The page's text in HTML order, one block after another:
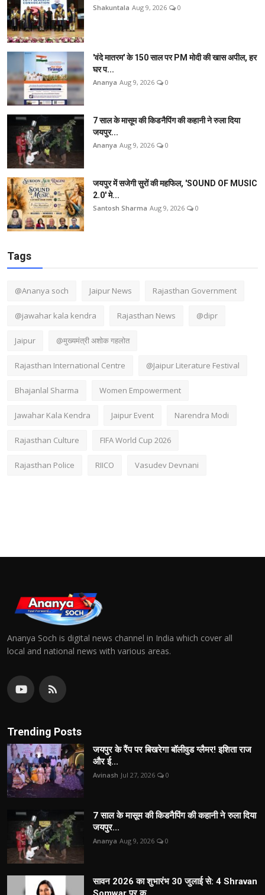
Shakuntala Aug 9, 2026 0
'वंदे मातरम' के 150 साल पर PM मोदी की खास अपील, हर
घर प...
Ananya Aug 9, 2026 0
7 साल के मासूम की किडनैपिंग की कहानी ने रुला दिया
जयपुर...
Ananya Aug 9, 2026 0
जयपुर में सजेगी सुरों की महफिल, 'SOUND OF MUSIC
2.0' मे...
Santosh Sharma Aug 9, 2026 0
Tags
@Ananya soch Jaipur News Rajasthan Government
@jawahar kala kendra Rajasthan News @dipr
Jaipur @मुख्यमंत्री अशोक गहलोत
Rajasthan International Centre @Jaipur Literature Festival
Bhajanlal Sharma Women Empowerment
Jawahar Kala Kendra Jaipur Event Narendra Modi
Rajasthan Culture FIFA World Cup 2026
Rajasthan Police RIICO Vasudev Devnani
Ananya Soch is digital news channel in India which cover all
local and national news with various areas.
Trending Posts
जयपुर के रैंप पर बिखरेगा बॉलीवुड ग्लैमर! इशिता राज
और ई...
Avinash Jul 27, 2026 0
7 साल के मासूम की किडनैपिंग की कहानी ने रुला दिया
जयपुर...
Ananya Aug 9, 2026 0
सावन 2026 का शुभारंभ 30 जुलाई से: 4 Shravan